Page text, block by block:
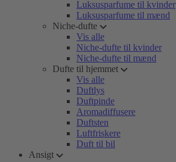
Luksusparfume til kvinder
Luksusparfume til mænd
Niche-dufte
Vis alle
Niche-dufte til kvinder
Niche-dufte til mænd
Dufte til hjemmet
Vis alle
Duftlys
Duftpinde
Aromadiffusere
Duftsten
Luftfriskere
Duft til bil
Ansigt